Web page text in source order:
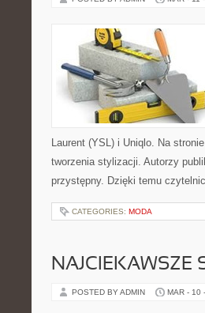
Laurent (YSL) i Uniqlo. Na
tworzenia stylizacji. Autorzy
przystępny. Dzięki temu
CATEGORIES: MODA
NAJCIEKAWSZE
POSTED BY ADMIN MAR - 10